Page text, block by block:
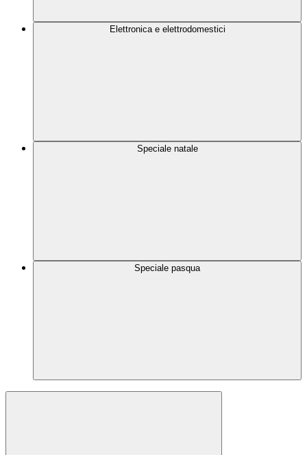
Elettronica e elettrodomestici
Speciale natale
Speciale pasqua